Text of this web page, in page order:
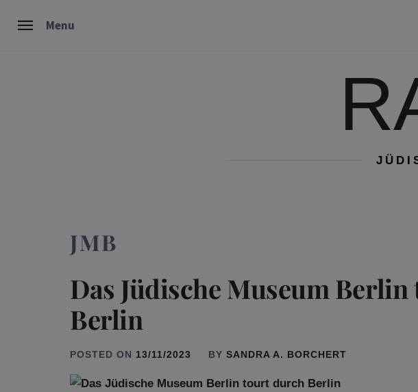
Menu
JMB
Das Jüdische Museum
Berlin
POSTED ON 13/11/2023 BY SANDRA A. BORCHERT